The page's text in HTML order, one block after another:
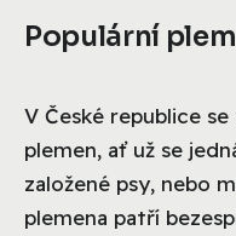
Populární
V České republice
plemen, ať už se
založené psy, nebo
plemena patří